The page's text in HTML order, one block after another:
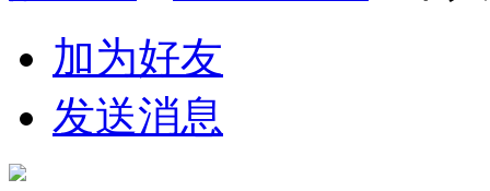
加为好友
发送消息